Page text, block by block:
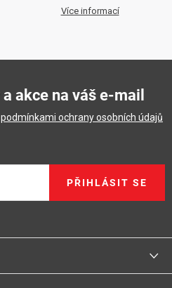
Více informací
akce na váš e-mail
podmínkami ochrany osobních údajů
PŘIHLÁSIT SE